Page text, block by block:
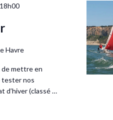
Havre
de mettre en
tester nos
d’hiver (classé …